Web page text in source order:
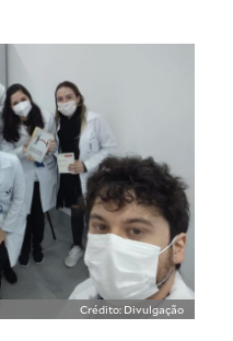
Crédito: Divulgação